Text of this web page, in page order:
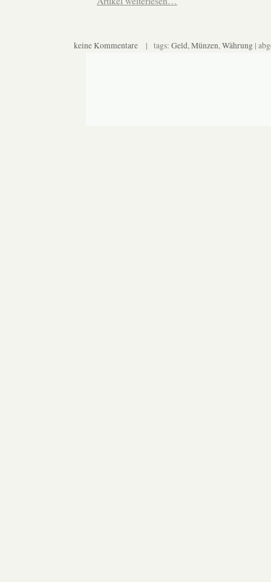
keine Kommentare | tags: Geld,Münzen,Währung |